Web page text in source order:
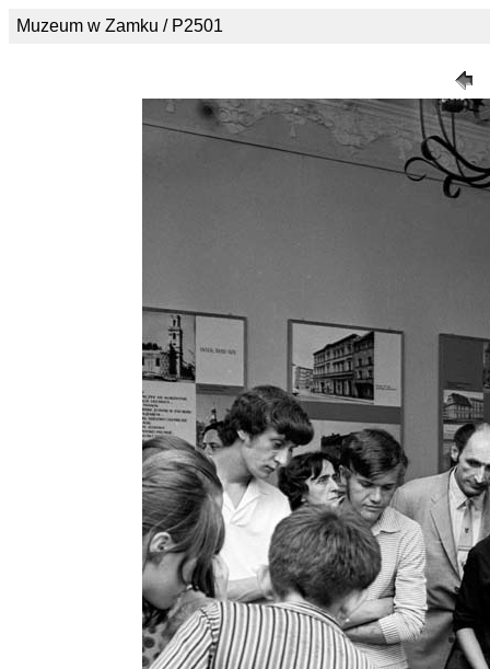
Muzeum w Zamku / P2501